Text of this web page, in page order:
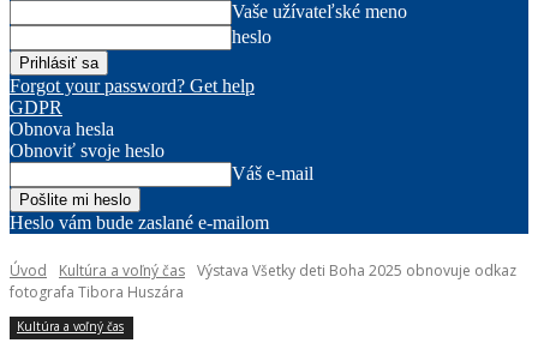
Vaše užívateľské meno
heslo
Forgot your password? Get help
GDPR
Obnova hesla
Obnoviť svoje heslo
Váš e-mail
Heslo vám bude zaslané e-mailom
Úvod Kultúra a voľný čas Výstava Všetky deti Boha 2025 obnovuje odkaz
fotografa Tibora Huszára
Kultúra a voľný čas